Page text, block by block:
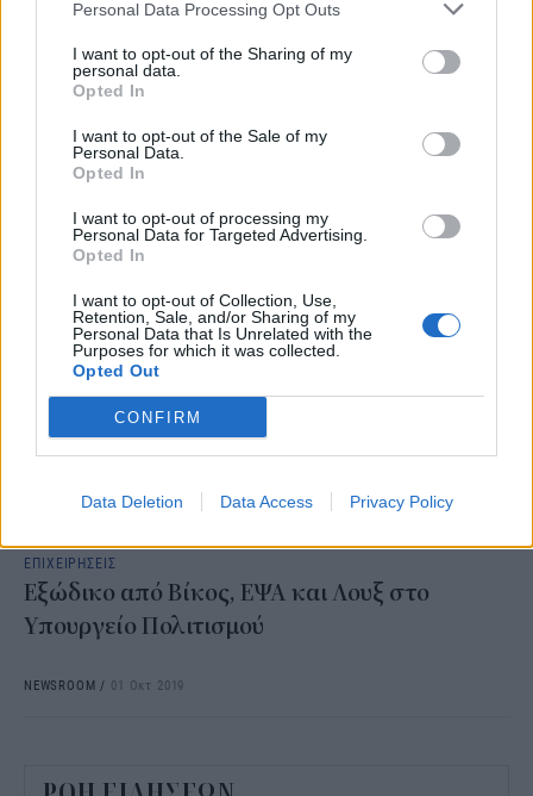
Personal Data Processing Opt Outs
I want to opt-out of the Sharing of my
personal data.
Opted In
I want to opt-out of the Sale of my
Personal Data.
Opted In
I want to opt-out of processing my
Personal Data for Targeted Advertising.
Opted In
I want to opt-out of Collection, Use,
Retention, Sale, and/or Sharing of my
Personal Data that Is Unrelated with the
Purposes for which it was collected.
Opted Out
CONFIRM
Data Deletion Data Access Privacy Policy
ΕΠΙΧΕΙΡΗΣΕΙΣ
ΗΒΗ στο εργοστάσιο της ΕΨΑ στο Βόλο
ΕΠΙΧΕΙΡΗΣΕΙΣ
Εξώδικο από Βίκος, ΕΨΑ και Λουξ στο
Υπουργείο Πολιτισμού
NEWSROOM / 01 Οκτ 2019